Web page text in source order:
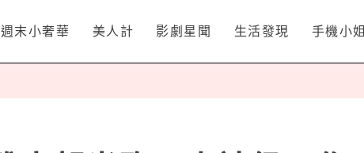
週末小奢華 美人計 影劇星聞 生活發現 手機小姐